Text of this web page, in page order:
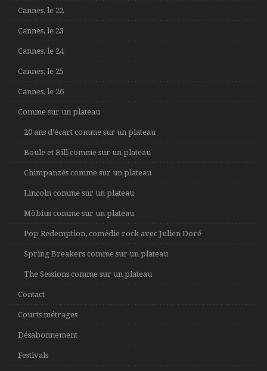
Cannes, le 22
Cannes, le 23
Cannes, le 24
Cannes, le 25
Cannes, le 26
Comme sur un plateau
20 ans d’écart comme sur un plateau
Boule et Bill comme sur un plateau
Chimpanzés comme sur un plateau
Lincoln comme sur un plateau
Möbius comme sur un plateau
Pop Redemption, comédie rock avec Julien Doré
Spring Breakers comme sur un plateau
The Sessions comme sur un plateau
Contact
Courts métrages
Désabonnement
Festivals